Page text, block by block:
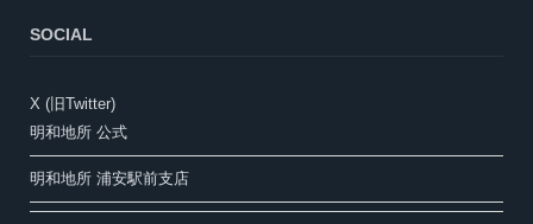
SOCIAL
X (旧Twitter)
明和地所 公式
明和地所 浦安駅前支店